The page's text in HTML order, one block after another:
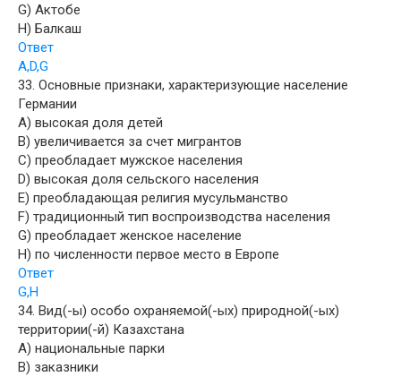
G) Актобе
H) Балкаш
Ответ
A,D,G
33. Основные признаки, характеризующие население
Германии
A) высокая доля детей
B) увеличивается за счет мигрантов
C) преобладает мужское населения
D) высокая доля сельского населения
E) преобладающая религия мусульманство
F) традиционный тип воспроизводства населения
G) преобладает женское население
H) по численности первое место в Европе
Ответ
G,H
34. Вид(-ы) особо охраняемой(-ых) природной(-ых)
территории(-й) Казахстана
A) национальные парки
B) заказники